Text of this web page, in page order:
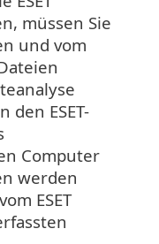
müssen Sie
und vom
den ESET-
Computer
werden
ESET